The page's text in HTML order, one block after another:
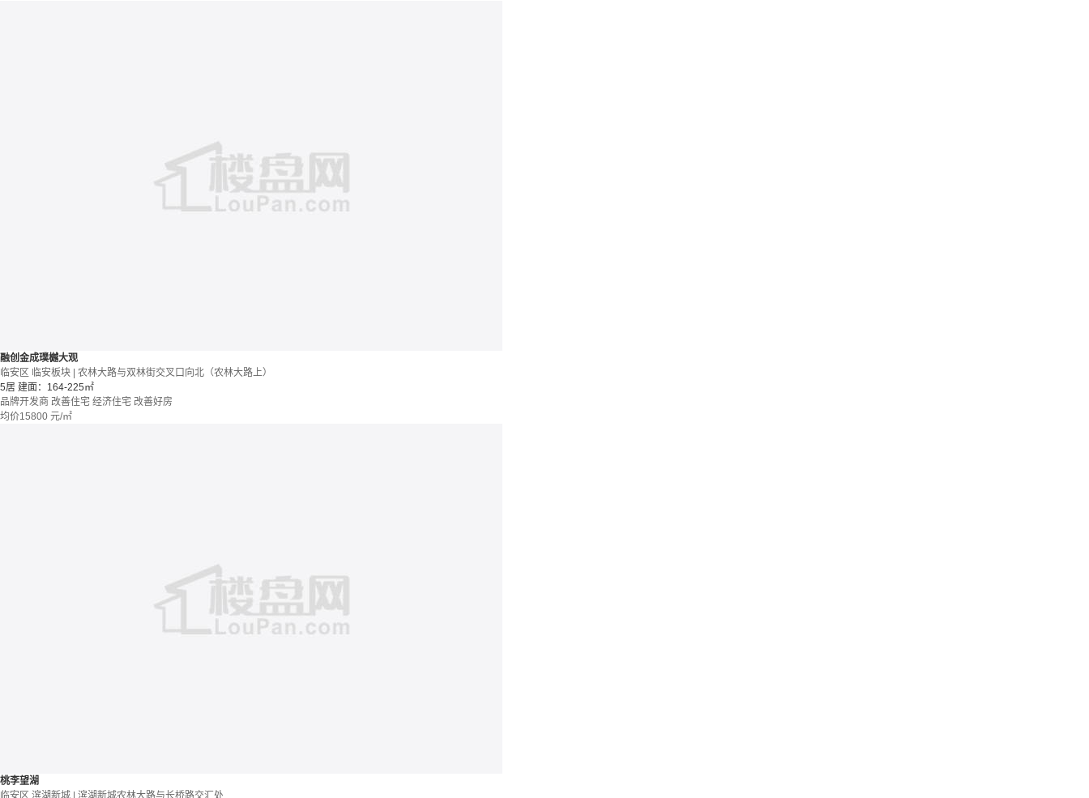
融创金成璞樾大观
临安区 临安板块 | 农林大路与双林街交叉口向北（农林大路上）
5居 建面：164-225㎡
品牌开发商 改善住宅 经济住宅 改善好房
均价15800 元/㎡
桃李望湖
临安区 滨湖新城 | 滨湖新城农林大路与长桥路交汇处